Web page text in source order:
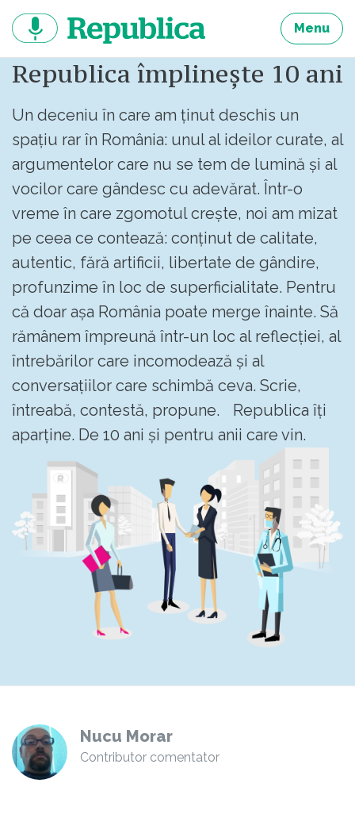
continut
Menu
Republica împlinește 10 ani
Un deceniu în care am ținut deschis un
spațiu rar în România: unul al ideilor curate, al
argumentelor care nu se tem de lumină și al
vocilor care gândesc cu adevărat. Într-o
vreme în care zgomotul crește, noi am mizat
pe ceea ce contează: conținut de calitate,
autentic, fără artificii, libertate de gândire,
profunzime în loc de superficialitate. Pentru
că doar așa România poate merge înainte. Să
rămânem împreună într-un loc al reflecției, al
întrebărilor care incomodează și al
conversațiilor care schimbă ceva. Scrie,
întreabă, contestă, propune. Republica îți
aparține. De 10 ani și pentru anii care vin.
Nucu Morar
Contributor comentator